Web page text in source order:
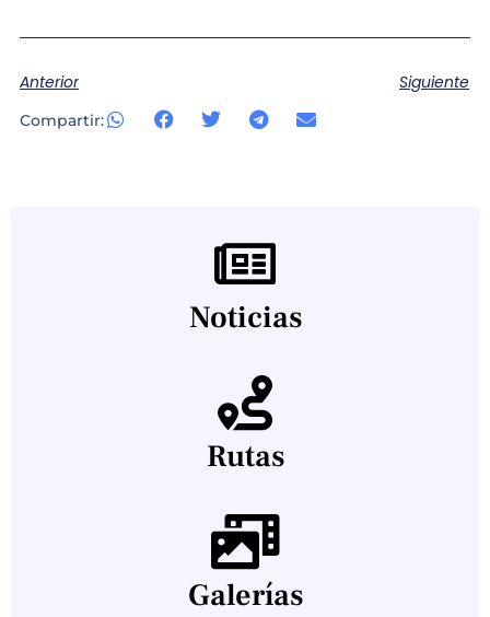
Anterior Siguiente
Compartir:
Noticias
Rutas
Galerías